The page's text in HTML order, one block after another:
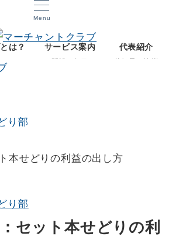
Menu
は？ サービス案内 代表紹介
り部
本せどりの利益の出し方
り部
セット本せどりの利